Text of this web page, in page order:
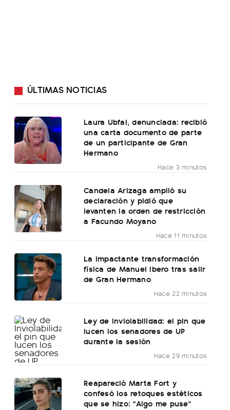
ÚLTIMAS NOTICIAS
Laura Ubfal, denunciada: recibió
una carta documento de parte
de un participante de Gran
Hermano
Hace 3 minutos
Candela Arizaga amplió su
declaración y pidió que
levanten la orden de restricción
a Facundo Moyano
Hace 11 minutos
La impactante transformación
física de Manuel Ibero tras salir
de Gran Hermano
Hace 22 minutos
Ley de Inviolabilidad: el pin que
lucen los senadores de UP
durante la sesión
Hace 29 minutos
Reapareció Marta Fort y
confesó los retoques estéticos
que se hizo: "Algo me puse"